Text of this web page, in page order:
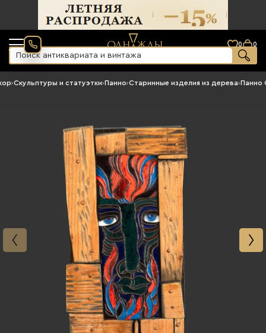
0 0
›Скульптуры и статуэтки›Панно›Старинные изделия из дерева›Панно